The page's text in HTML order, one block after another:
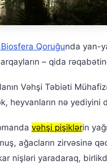
Qoruğunda yan-
– qida
Vəhşi Təbiəti
heyvanların nə yediyini
vəhşi pişiklərin
ağacların zirvəsinə
nişləri yaradaraq,